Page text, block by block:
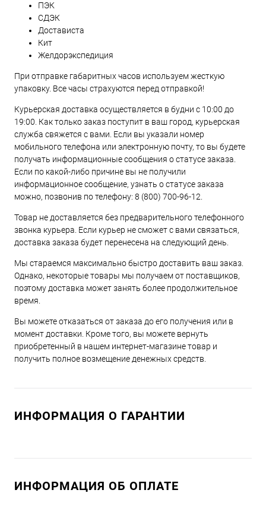
ПЭК
СДЭК
Достависта
Кит
Желдорэкспедиция
При отправке габаритных часов используем жесткую
упаковку. Все часы страхуются перед отправкой!
Курьерская доставка осуществляется в будни с 10:00 до
19:00. Как только заказ поступит в ваш город, курьерская
служба свяжется с вами. Если вы указали номер
мобильного телефона или электронную почту, то вы будете
получать информационные сообщения о статусе заказа.
Если по какой-либо причине вы не получили
информационное сообщение, узнать о статусе заказа
можно, позвонив по телефону: 8 (800) 700-96-12.
Товар не доставляется без предварительного телефонного
звонка курьера. Если курьер не сможет с вами связаться,
доставка заказа будет перенесена на следующий день.
Мы стараемся максимально быстро доставить ваш заказ.
Однако, некоторые товары мы получаем от поставщиков,
поэтому доставка может занять более продолжительное
время.
Вы можете отказаться от заказа до его получения или в
момент доставки. Кроме того, вы можете вернуть
приобретенный в нашем интернет-магазине товар и
получить полное возмещение денежных средств.
ИНФОРМАЦИЯ О ГАРАНТИИ
ИНФОРМАЦИЯ ОБ ОПЛАТЕ